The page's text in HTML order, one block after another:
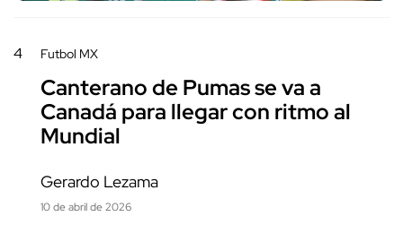
4 Futbol MX
Canterano de Pumas se va a
Canadá para llegar con ritmo al
Mundial
Gerardo Lezama
10 de abril de 2026